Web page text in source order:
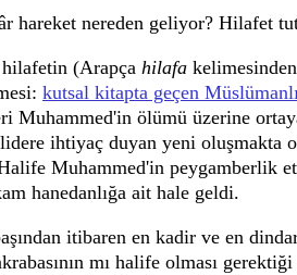
hareket nereden geliyor? Hilafet
(Arapça hilafa
kutsal kitapta geçen
Muhammed'in ölümü üzerine
ihtiyaç duyan yeni oluşmakta
Muhammed'in peygamberlik
hanedanlığa ait hale geldi.
itibaren en kadir ve en
mı halife olması